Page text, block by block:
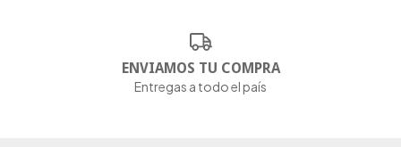
ENVIAMOS TU COMPRA
Entregas a todo el país